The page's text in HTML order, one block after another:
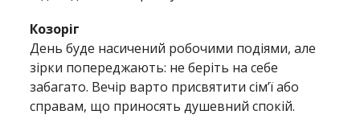
Козоріг
День буде насичений робочими подіями, але
зірки попереджають: не беріть на себе
забагато. Вечір варто присвятити сім’ї або
справам, що приносять душевний спокій.